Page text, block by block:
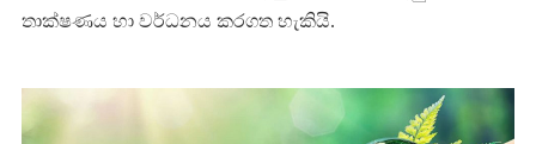
තාක්ෂණය හා වර්ධනය කරගත හැකියි.